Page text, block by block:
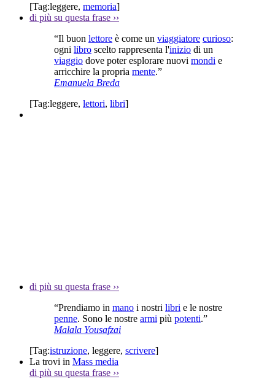
[Tag:leggere, memoria]
di più su questa frase ››
“Il buon lettore è come un viaggiatore curioso:
ogni libro scelto rappresenta l'inizio di un
viaggio dove poter esplorare nuovi mondi e
arricchire la propria mente.”
Emanuela Breda
[Tag:leggere, lettori, libri]
di più su questa frase ››
“Prendiamo in mano i nostri libri e le nostre
penne. Sono le nostre armi più potenti.”
Malala Yousafzai
[Tag:istruzione, leggere, scrivere]
La trovi in Mass media
di più su questa frase ››